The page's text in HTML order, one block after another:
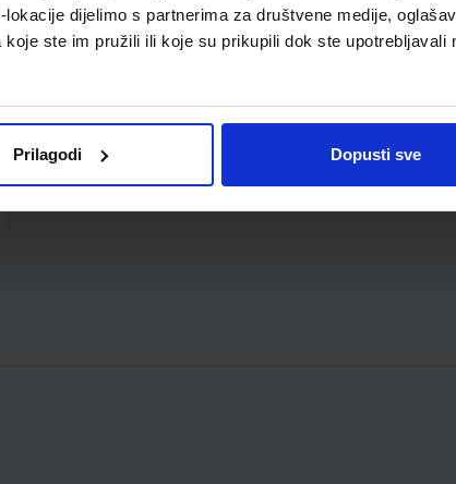
dijelimo s partnerima za društvene medije,
ste im pružili ili koje su prikupili dok ste upotrebljavali
Prilagodi Dopusti sve